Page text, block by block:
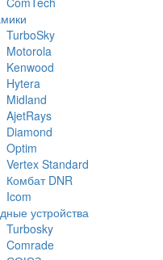
TurboSky
Motorola
Kenwood
Hytera
Midland
AjetRays
Diamond
Optim
Vertex Standard
Комбат DNR
Icom
устройства
Turbosky
Comrade